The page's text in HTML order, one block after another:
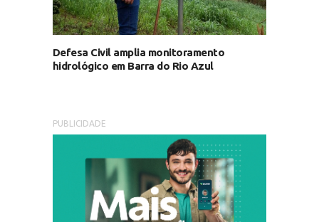
Defesa Civil amplia monitoramento
hidrológico em Barra do Rio Azul
PUBLICIDADE